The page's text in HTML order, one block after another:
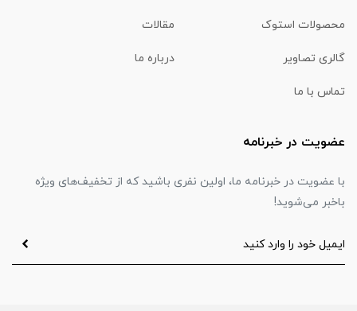
محصولات استوک مقالات
گالری تصاویر درباره ما
تماس با ما
عضویت در خبرنامه
با عضویت در خبرنامه ما، اولین نفری باشید که از تخفیف‌های ویژه
باخبر می‌شوید!